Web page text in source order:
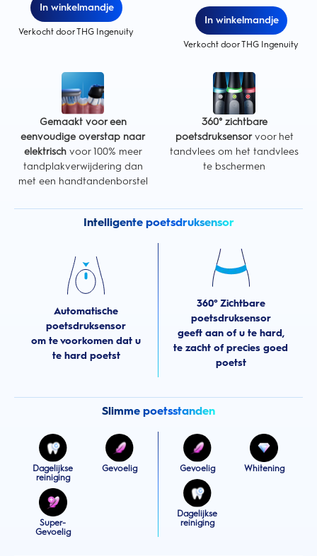
In winkelmandje
Verkocht door THG Ingenuity
In winkelmandje
Verkocht door THG Ingenuity
Gemaakt voor een
eenvoudige overstap naar
elektrischvoor 100% meer
tandplakverwijdering dan
met een handtandenborstel
360° zichtbare
poetsdruksensorvoor het
tandvlees om het tandvlees
te bschermen
Intelligente poetsdruksensor
Automatische
poetsdruksensor
om te voorkomen dat u
te hard poetst
360° Zichtbare
poetsdruksensor
geeft aan of u te hard,
te zacht of precies goed
poetst
Slimme poetsstanden
Dagelijkse
reiniging
Gevoelig
Super-
Gevoelig
Gevoelig Whitening
Dagelijkse
reiniging